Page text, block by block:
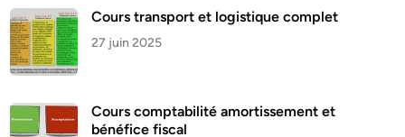
Cours transport et logistique complet
27 juin 2025
Cours comptabilité amortissement et
bénéfice fiscal